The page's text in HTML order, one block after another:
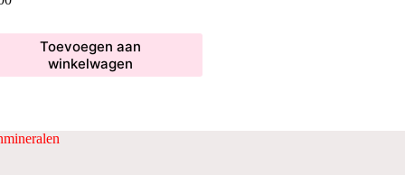
Toevoegen aan
winkelwagen